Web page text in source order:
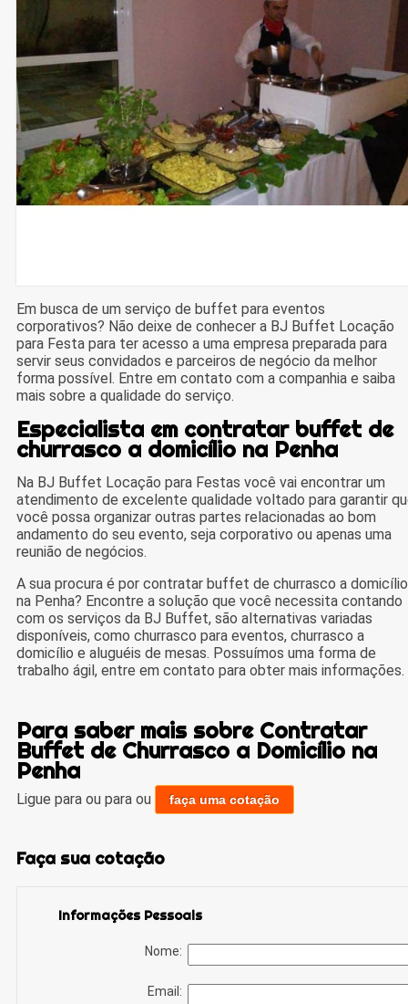
Em busca de um serviço de buffet para eventos
corporativos? Não deixe de conhecer a BJ Buffet Locação
para Festa para ter acesso a uma empresa preparada para
servir seus convidados e parceiros de negócio da melhor
forma possível. Entre em contato com a companhia e saiba
mais sobre a qualidade do serviço.
Especialista em contratar buffet de
churrasco a domicílio na Penha
Na BJ Buffet Locação para Festas você vai encontrar um
atendimento de excelente qualidade voltado para garantir
você possa organizar outras partes relacionadas ao bom
andamento do seu evento, seja corporativo ou apenas uma
reunião de negócios.
A sua procura é por contratar buffet de churrasco a domicílio
na Penha? Encontre a solução que você necessita contando
com os serviços da BJ Buffet, são alternativas variadas
disponíveis, como churrasco para eventos, churrasco a
domicílio e aluguéis de mesas. Possuímos uma forma de
trabalho ágil, entre em contato para obter mais informações.
Para saber mais sobre Contratar
Buffet de Churrasco a Domicílio na
Penha
Ligue para ou para ou faça uma cotação
Faça sua cotação
Informações Pessoais
Nome:
Email: